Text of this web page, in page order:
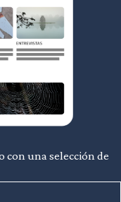
con una selección de